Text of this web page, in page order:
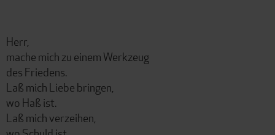
Herr,
mache mich zu einem Werkzeug
des Friedens.
Laß mich Liebe bringen,
wo Haß ist.
Laß mich verzeihen,